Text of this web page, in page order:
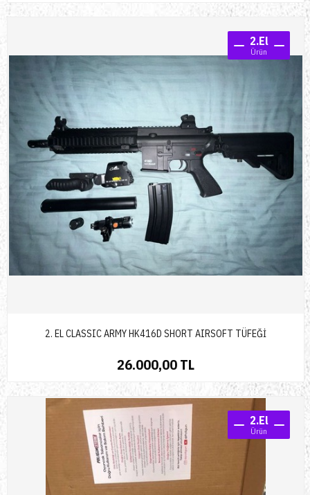
2.El
Ürün
2. EL CLASSIC ARMY HK416D SHORT AIRSOFT TÜFEĞİ
26.000,00 TL
2.El
Ürün